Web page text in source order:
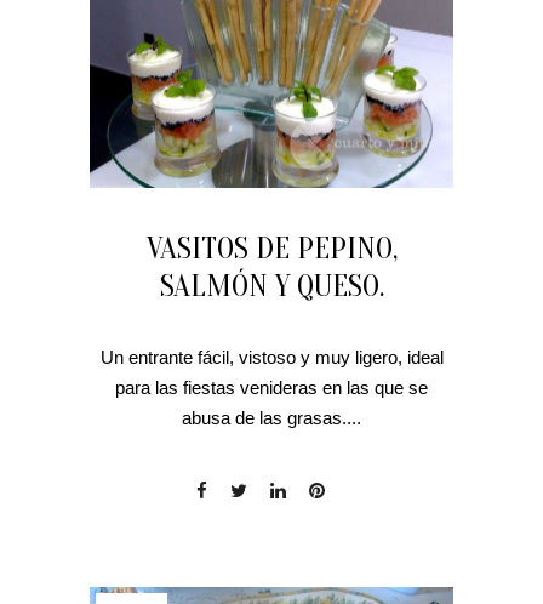
VASITOS DE PEPINO,
SALMÓN Y QUESO.
Un entrante fácil, vistoso y muy ligero, ideal
para las fiestas venideras en las que se
abusa de las grasas....